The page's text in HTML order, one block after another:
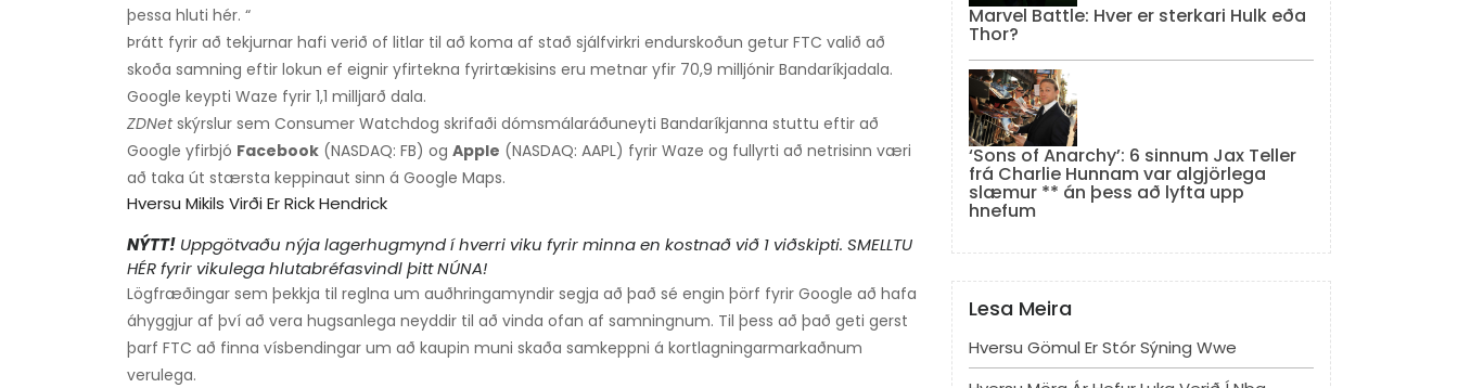
þessa hluti hér. “
Þrátt fyrir að tekjurnar hafi verið of litlar til að koma af stað sjálfvirkri endurskoðun getur FTC valið að
skoða samning eftir lokun ef eignir yfirtekna fyrirtækisins eru metnar yfir 70,9 milljónir Bandaríkjadala.
Google keypti Waze fyrir 1,1 milljarð dala.
ZDNetskýrslur sem Consumer Watchdog skrifaði dómsmálaráðuneyti Bandaríkjanna stuttu eftir að
Google yfirbjó Facebook (NASDAQ: FB) og Apple (NASDAQ: AAPL) fyrir Waze og fullyrti að netrisinn væri
að taka út stærsta keppinaut sinn á Google Maps.
Hversu Mikils Virði Er Rick Hendrick
NÝTT! Uppgötvaðu nýja lagerhugmynd í hverri viku fyrir minna en kostnað við 1 viðskipti. SMELLTU
HÉR fyrir vikulega hlutabréfasvindl þitt NÚNA!
Lögfræðingar sem þekkja til reglna um auðhringamyndir segja að það sé engin þörf fyrir Google að hafa
áhyggjur af því að vera hugsanlega neyddir til að vinda ofan af samningnum. Til þess að það geti gerst
þarf FTC að finna vísbendingar um að kaupin muni skaða samkeppni á kortlagningarmarkaðnum
verulega.
Marvel Battle: Hver er sterkari Hulk eða
Thor?
‘Sons of Anarchy’: 6 sinnum Jax Teller
frá Charlie Hunnam var algjörlega
slæmur ** án þess að lyfta upp
hnefum
Lesa Meira
Hversu Gömul Er Stór Sýning Wwe